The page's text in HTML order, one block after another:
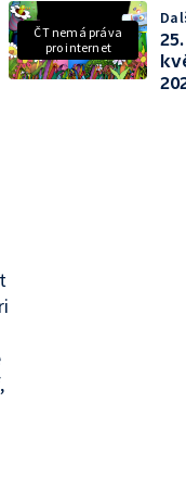
ČT nemá práva
pro internet
25.